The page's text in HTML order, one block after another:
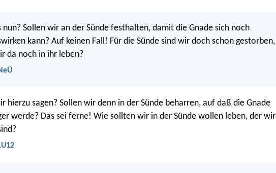
nun? Sollen wir an der Sünde festhalten, damit die Gnade sich noch
kann? Auf keinen Fall! Für die Sünde sind wir doch schon gestorben,
da noch in ihr leben?
hierzu sagen? Sollen wir denn in der Sünde beharren, auf daß die Gnade
werde? Das sei ferne! Wie sollten wir in der Sünde wollen leben, der wir